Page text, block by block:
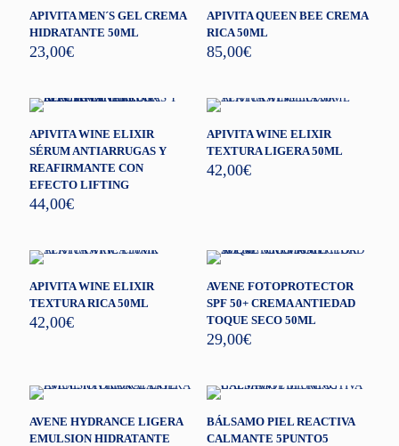
APIVITA MEN´S GEL CREMA
HIDRATANTE 50ML
23,00€
APIVITA QUEEN BEE CREMA
RICA 50ML
85,00€
APIVITA WINE ELIXIR
SÉRUM ANTIARRUGAS Y
REAFIRMANTE CON
EFECTO LIFTING
44,00€
APIVITA WINE ELIXIR
TEXTURA LIGERA 50ML
42,00€
APIVITA WINE ELIXIR
TEXTURA RICA 50ML
42,00€
AVENE FOTOPROTECTOR
SPF 50+ CREMA ANTIEDAD
TOQUE SECO 50ML
29,00€
AVENE HYDRANCE LIGERA
EMULSION HIDRATANTE
BÁLSAMO PIEL REACTIVA
CALMANTE 5PUNTO5